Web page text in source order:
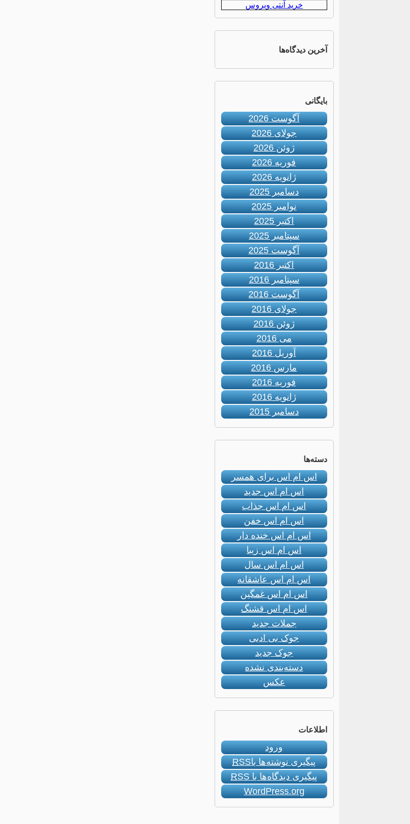
خرید آنتی ویروس
آخرین دیدگاه‌ها
بایگانی
آگوست 2026
جولای 2026
ژوئن 2026
فوریه 2026
ژانویه 2026
دسامبر 2025
نوامبر 2025
اکتبر 2025
سپتامبر 2025
آگوست 2025
اکتبر 2016
سپتامبر 2016
آگوست 2016
جولای 2016
ژوئن 2016
می 2016
آوریل 2016
مارس 2016
فوریه 2016
ژانویه 2016
دسامبر 2015
دسته‌ها
اس ام اس برای همسر
اس ام اس جدید
اس ام اس جذاب
اس ام اس خفن
اس ام اس خنده دار
اس ام اس زیبا
اس ام اس سال
اس ام اس عاشقانه
اس ام اس غمگین
اس ام اس قشنگ
جملات جدید
جوک بی ادبی
جوک جدید
دسته‌بندی نشده
عکس
اطلاعات
ورود
پیگیری نوشته‌ها باRSS
پیگیری دیدگاه‌ها باRSS
WordPress.org